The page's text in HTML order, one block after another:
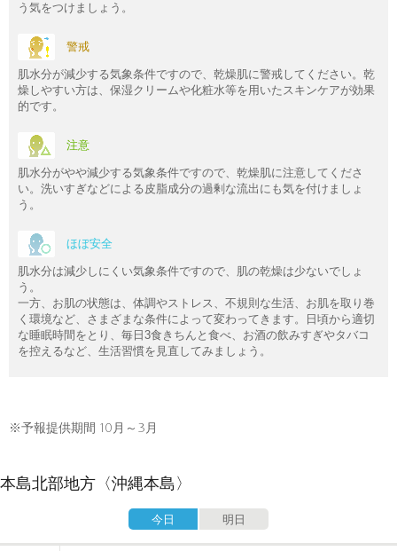
う気をつけましょう。
警戒
肌水分が減少する気象条件ですので、乾燥肌に警戒してください。乾
燥しやすい方は、保湿クリームや化粧水等を用いたスキンケアが効果
的です。
注意
肌水分がやや減少する気象条件ですので、乾燥肌に注意してくださ
い。洗いすぎなどによる皮脂成分の過剰な流出にも気を付けましょ
う。
ほぼ安全
肌水分は減少しにくい気象条件ですので、肌の乾燥は少ないでしょ
う。
一方、お肌の状態は、体調やストレス、不規則な生活、お肌を取り巻
く環境など、さまざまな条件によって変わってきます。日頃から適切
な睡眠時間をとり、毎日3食きちんと食べ、お酒の飲みすぎやタバコ
を控えるなど、生活習慣を見直してみましょう。
※予報提供期間 10月～3月
本島北部地方〈沖縄本島〉
今日 明日